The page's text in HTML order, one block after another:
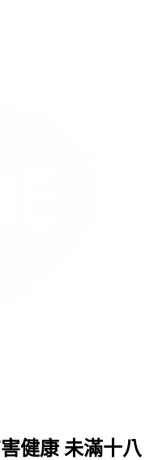
健康 未滿十八